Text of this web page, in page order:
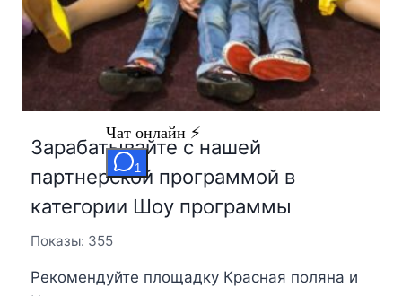
Зарабатывайте с нашей
партнерской программой в
категории Шоу программы
Показы: 355
Рекомендуйте площадку Красная поляна и